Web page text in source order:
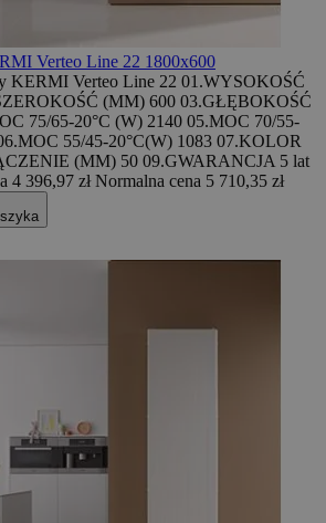
Verteo Line 22 1800x600
KERMI Verteo Line 22 01.WYSOKOŚĆ
(MM) 600 03.GŁĘBOKOŚĆ
75/65-20°C (W) 2140 05.MOC 70/55-
55/45-20°C(W) 1083 07.KOLOR
(MM) 50 09.GWARANCJA 5 lat
4 396,97 zł Normalna cena 5 710,35 zł